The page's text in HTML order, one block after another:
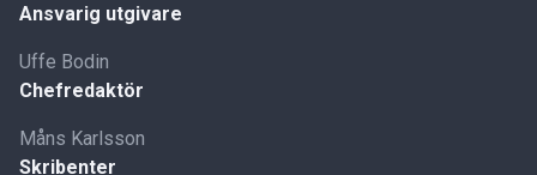
Ansvarig utgivare
Uffe Bodin
Chefredaktör
Måns Karlsson
Skribenter